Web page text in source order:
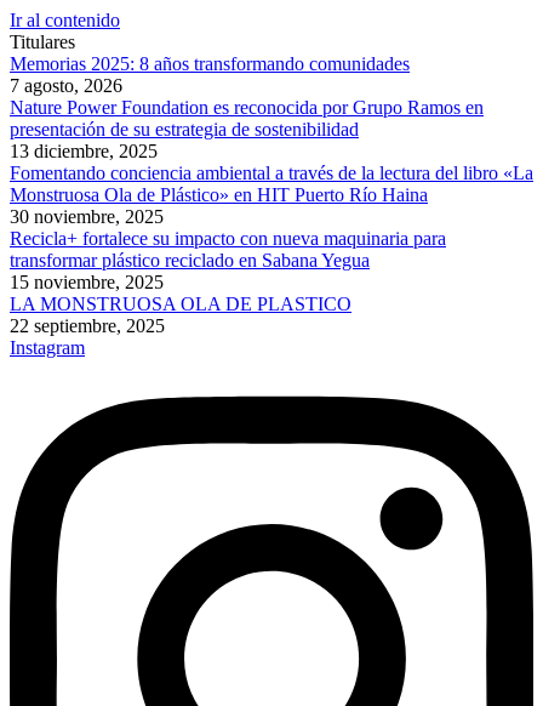
Ir al contenido
Titulares
Memorias 2025: 8 años transformando comunidades
7 agosto, 2026
Nature Power Foundation es reconocida por Grupo Ramos en
presentación de su estrategia de sostenibilidad
13 diciembre, 2025
Fomentando conciencia ambiental a través de la lectura del libro «La
Monstruosa Ola de Plástico» en HIT Puerto Río Haina
30 noviembre, 2025
Recicla+ fortalece su impacto con nueva maquinaria para
transformar plástico reciclado en Sabana Yegua
15 noviembre, 2025
LA MONSTRUOSA OLA DE PLASTICO
22 septiembre, 2025
Instagram